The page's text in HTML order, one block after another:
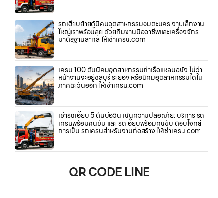
รถเฮี๊ยบย้ายตู้นิคมอุตสาหกรรมอมตะนคร งานเล็กงาน
ใหญ่เราพร้อมลุย ด้วยทีมงานมืออาชีพและเครื่องจักร
มาตรฐานสากล ให้เช่าเครน.com
เครน 100 ตันนิคมอุตสาหกรรมท่าเรือแหลมฉบัง ไม่ว่า
หน้างานจะอยู่ชลบุรี ระยอง หรือนิคมอุตสาหกรรมใดใน
ภาคตะวันออก ให้เช่าเครน.com
เช่ารถเฮี๊ยบ 5 ตันบ่อวิน เน้นความปลอดภัย: บริการ รถ
เครนพร้อมคนขับ และ รถเฮี๊ยบพร้อมคนขับ ตอบโจทย์
การเป็น รถเครนสำหรับงานก่อสร้าง ให้เช่าเครน.com
QR CODE LINE